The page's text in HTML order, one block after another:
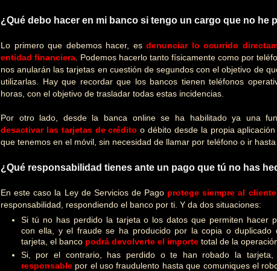
¿Qué debo hacer en mi banco si tengo un cargo que no he
Lo primero que debemos hacer, esdenunciar lo ocurrido
entidad financiera . Podemos hacerlo tanto físicamente como por
nos anularán las tarjetas en cuestión de segundos con el objetivo de
utilizarlas. Hay que recordar que los bancos tienen teléfonos
horas, con el objetivo de trasladar todas estas incidencias.
Por otro lado, desde la banca online se ha habilitado ya una
desactivar las tarjetas de crédito o débito desde la propia
que tenemos en el móvil, sin necesidad de llamar por teléfono o ir hasta
¿Qué responsabilidad tienes ante un pago que tú no has
En este caso la Ley de Servicios de Pago protege siempre al cliente
responsabilidad, respondiendo el banco por ti. Y da dos situaciones:
Si tú no has perdido la tarjeta o los datos que permiten hacer
con ella, y el fraude se ha producido por la copia o duplicado
tarjeta, el banco podrá devolverte el importe total de la
Si, por el contrario, has perdido o te han robado la
responsablepor el uso fraudulento hasta que comuniques el